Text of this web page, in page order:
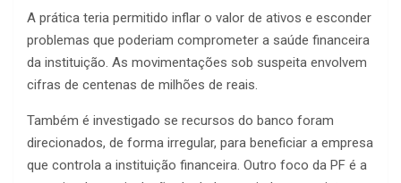
A prática teria permitido inflar o valor de ativos e esconder
problemas que poderiam comprometer a saúde financeira
da instituição. As movimentações sob suspeita envolvem
cifras de centenas de milhões de reais.
Também é investigado se recursos do banco foram
direcionados, de forma irregular, para beneficiar a empresa
que controla a instituição financeira. Outro foco da PF é a